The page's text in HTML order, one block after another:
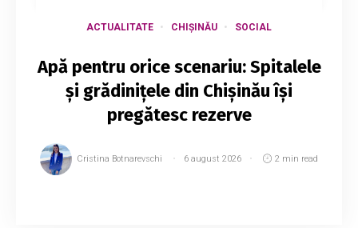
ACTUALITATE CHIȘINĂU SOCIAL
Apă pentru orice scenariu: Spitalele
și grădinițele din Chișinău își
pregătesc rezerve
Cristina Botnarevschi 6 august 2026 2 min read